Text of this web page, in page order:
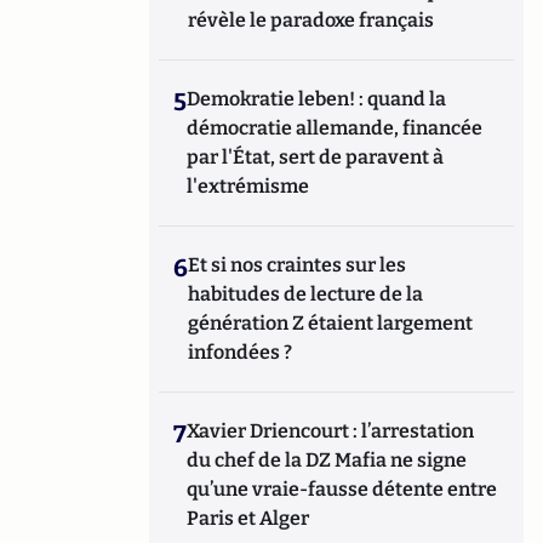
révèle le paradoxe français
5Demokratie leben! : quand la
démocratie allemande, financée
par l'État, sert de paravent à
l'extrémisme
6Et si nos craintes sur les
habitudes de lecture de la
génération Z étaient largement
infondées ?
7Xavier Driencourt : l’arrestation
du chef de la DZ Mafia ne signe
qu’une vraie-fausse détente entre
Paris et Alger